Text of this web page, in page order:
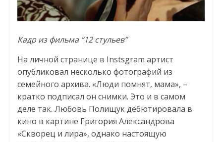
Кадр из фильма “12 стульев”
На личной странице в Instsgram артист
опубликовал несколько фотографий из
семейного архива. «Люди помнят, мама», –
кратко подписал он снимки. Это и в самом
деле так. Любовь Полищук дебютировала в
кино в картине Григория Александрова
«Скворец и лира», однако настоящую